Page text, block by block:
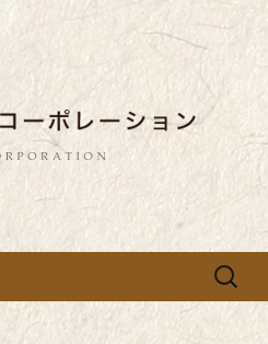
している蕎麦
しんき）」を運
社シン・コーポ
ブログ
る美味しい蕎麦のお
）」と運営の「株式
ーション」の新着
によって24時間営
っております。季節
ご用意。
検